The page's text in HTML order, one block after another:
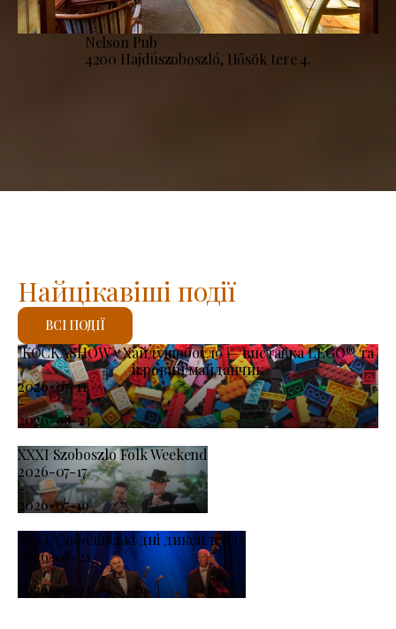
Nelson Pub
4200 Hajdúszoboszló, Hősök tere 4.
KOCKASHOW у Хайдушобосло — виставка LEGO® та
ігровий майданчик
2026-07-11
-
2026-08-23
XXXI Szoboszlo Folk Weekend
2026-07-17
-
2026-07-19
XXXI. Соболівські дні диксиленду
2026-08-21
-
2026-08-23
Найцікавіші події
ВСІ ПОДІЇ